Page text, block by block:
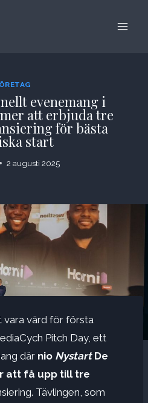
evenemang i
att erbjuda tre
för bästa
start
2 augusti 2025
vara värd för första
Pitch Day, ett
där nio NystartDe
att få upp till tre
Tävlingen, som